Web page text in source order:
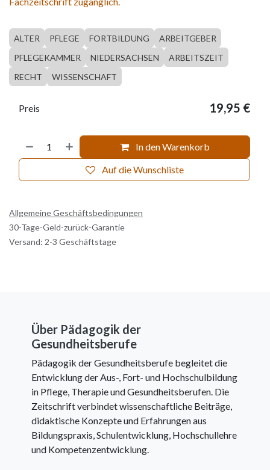
ALTER PFLEGE FORTBILDUNG
ARBEITGEBER
PFLEGEKAMMER
NIEDERSACHSEN
ARBEITSZEIT
RECHT
WISSENSCHAFT
In den Warenkorb
Auf die Wunschliste
Preis 19,95 €
Allgemeine Geschäftsbedingungen
30-Tage-Geld-zurück-Garantie
Versand: 2-3 Geschäftstage
Über Pädagogik der
Gesundheitsberufe
Pädagogik der Gesundheitsberufe begleitet die
Entwicklung der Aus-, Fort- und Hochschulbildung
in Pflege, Therapie und Gesundheitsberufen. Die
Zeitschrift verbindet wissenschaftliche Beiträge,
didaktische Konzepte und Erfahrungen aus
Bildungspraxis, Schulentwicklung, Hochschullehre
und Kompetenzentwicklung.